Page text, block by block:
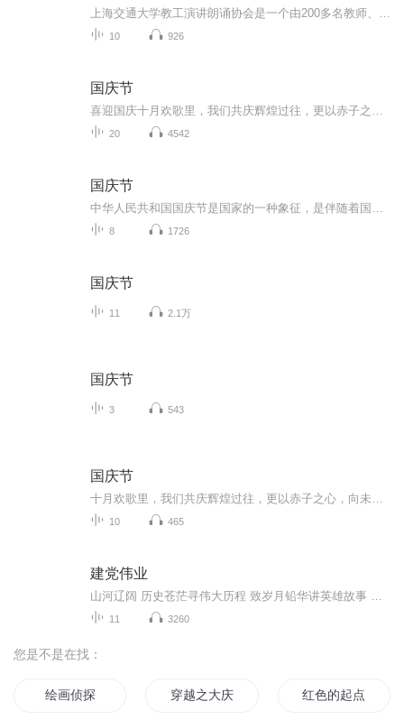
10 926
国庆节
20 4542
国庆节
8 1726
国庆节
11 2.1万
国庆节
3 543
国庆节
10 465
建党伟业
11 3260
您是不是在找：
绘画侦探 穿越之大庆帝国 红色的起点中国